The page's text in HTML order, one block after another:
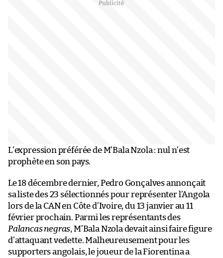
L’expression préférée de M’Bala Nzola : nul n’est
prophète en son pays.
Le 18 décembre dernier, Pedro Gonçalves annonçait
sa liste des 23 sélectionnés pour représenter l’Angola
lors de la CAN en Côte d’Ivoire, du 13 janvier au 11
février prochain. Parmi les représentants des
Palancas negras, M’Bala Nzola devait ainsi faire figure
d’attaquant vedette. Malheureusement pour les
supporters angolais, le joueur de la Fiorentina a